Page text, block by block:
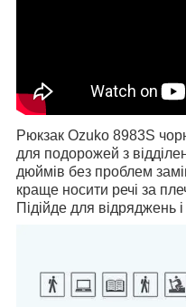
Рюкзак Ozuko 8983S
для подорожей з
дюймів без проблем
краще носити речі за
Підійде для відряджень